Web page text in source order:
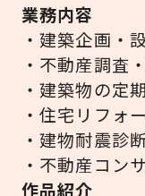
業務内容
・建築企画・
・不動産調査
・建築物の定
・住宅リフォ
・建物耐震診
・不動産コン
作品紹介